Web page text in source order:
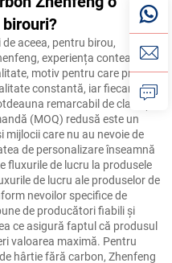
aceea, pentru birou,
experiența contează în
motiv pentru care promite
constantă, iar fiecare
remarcabil de clară și
(MOQ) redusă este un
care nu au nevoie de
de personalizare înseamnă
fluxurile de lucru la produsele
de lucru ale produselor de
nevoilor specifice de
de producători fiabili și
ce asigură faptul că produsul
valoarea maximă. Pentru
hârtie fără carbon, Zhenfeng